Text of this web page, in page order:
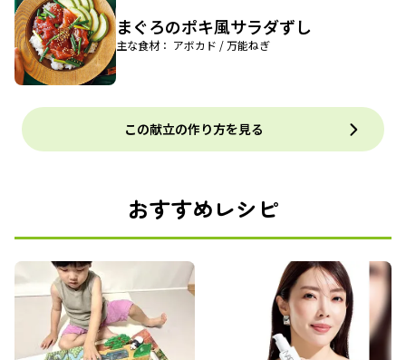
まぐろのポキ風サラダずし
主な食材： アボカド / 万能ねぎ
この献立の作り方を見る
おすすめレシピ